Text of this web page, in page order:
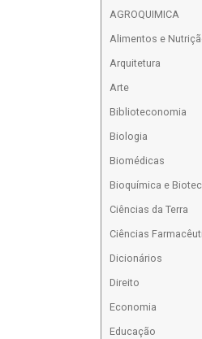
AGROQUIMICA
Alimentos e
Arquitetura
Arte
Biblioteconomia
Biologia
Biomédicas
Bioquímica e
Ciências da Terra
Ciências
Dicionários
Direito
Economia
Educação